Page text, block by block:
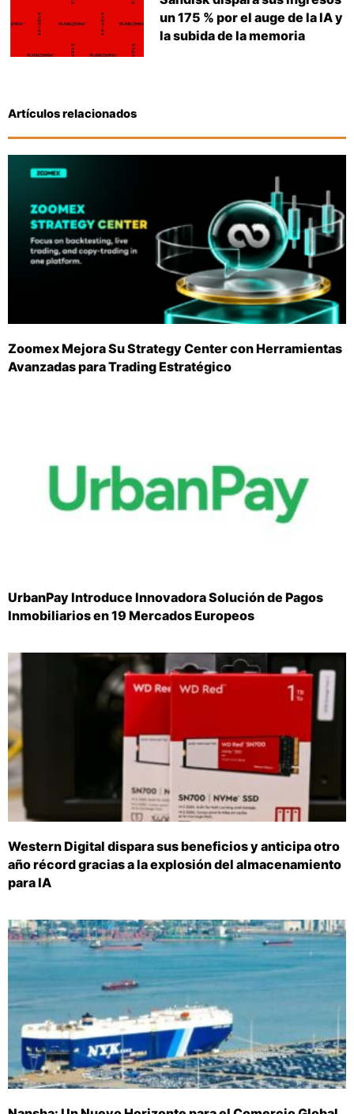
un 175 % por el auge de la IA y
la subida de la memoria
Artículos relacionados
Zoomex Mejora Su Strategy Center con Herramientas
Avanzadas para Trading Estratégico
UrbanPay Introduce Innovadora Solución de Pagos
Inmobiliarios en 19 Mercados Europeos
Western Digital dispara sus beneficios y anticipa otro
año récord gracias a la explosión del almacenamiento
para IA